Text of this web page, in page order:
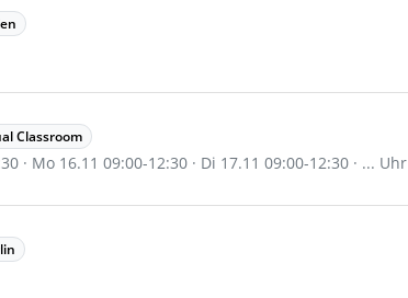
Classroom
· Mo 16.11 09:00-12:30 · Di 17.11 09:00-12:30 · ... Uhr